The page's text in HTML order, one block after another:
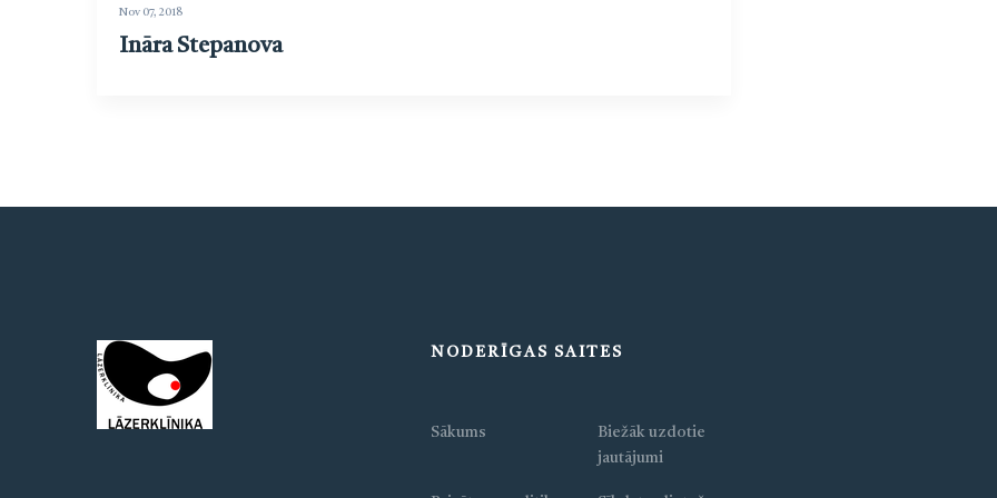
Nov 07, 2018
Ināra Stepanova
NODERĪGAS SAITES
Sākums
Biežāk uzdotie
jautājumi